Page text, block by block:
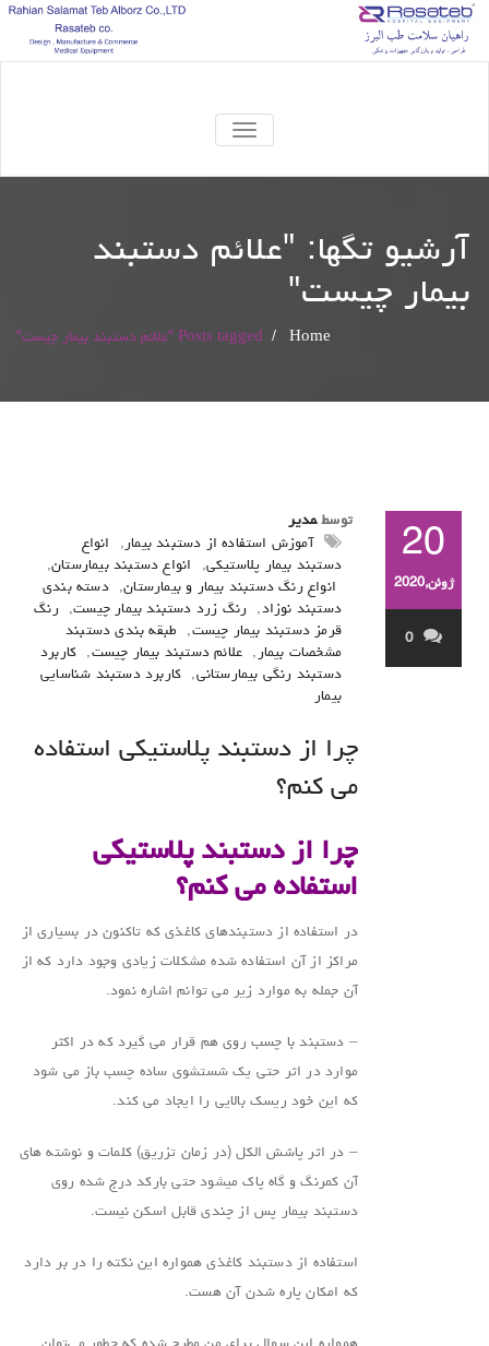
TOGGLE
NAVIGATION
آرشیو تگها: "علائم دستبند
بیمار چیست"
Home
/ Posts tagged "علائم دستبند بیمار چیست"
20
ژوئن,2020
0
توسط مدیر
آموزش استفاده از دستبند بیمار ,
انواع
دستبند بیمار پلاستیکی, انواع دستبند بیمارستان,
انواع رنگ دستبند بیمار و بیمارستان,
دسته بندی
دستبند نوزاد, رنگ زرد دستبند بیمار چیست,
رنگ
قرمز دستبند بیمار چیست,
طبقه بندی دستبند
مشخصات بیمار , علائم دستبند بیمار چیست,
کاربرد
دستبند رنگی بیمارستانی,
کاربرد دستبند شناسایی
بیمار
چرا از دستبند پلاستیکی استفاده
می کنم؟
چرا از دستبند پلاستیکی
استفاده می کنم؟
در استفاده از دستبندهای کاغذی که تاکنون در بسیاری از
مراکز از آن استفاده شده مشکلات زیادی وجود دارد که از
آن جمله به موارد زیر می توانم اشاره نمود.
– دستبند با چسب روی هم قرار می گیرد که در اکثر
موارد در اثر حتی یک شستشوی ساده چسب باز می شود
که این خود ریسک بالایی را ایجاد می کند.
– در اثر پاشش الکل (در زمان تزریق) کلمات و نوشته های
آن کمرنگ و گاه پاک میشود حتی بارکد درج شده روی
دستبند بیمار پس از چندی قابل اسکن نیست.
استفاده از دستبند کاغذی همواره این نکته را در بر دارد
که امکان پاره شدن آن هست.